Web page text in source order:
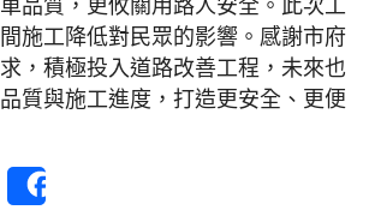
施工降低對民眾的影響。感謝市府
，積極投入道路改善工程，未來也
質與施工進度，打造更安全、更便
Line